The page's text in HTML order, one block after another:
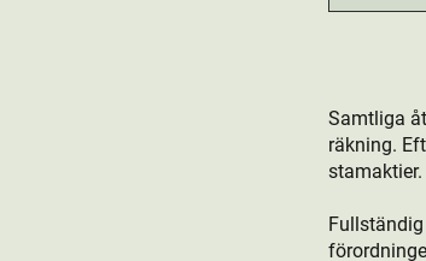
Samtliga
räkning.